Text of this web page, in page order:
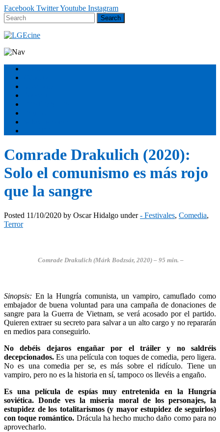
Facebook TwitterYoutube Instagram
Comrade Drakulich (2020):
Solo el comunismo es más rojo
que la sangre
Posted 11/10/2020 by Oscar Hidalgo under- Festivales, Comedia,
Terror
Comrade Drakulich (Márk Bodzsár, 2020) – 95 min. –
Sinopsis: En la Hungría comunista, un vampiro, camuflado como
embajador de buena voluntad para una campaña de donaciones de
sangre para la Guerra de Vietnam, se verá acosado por el partido.
Quieren extraer su secreto para salvar a un alto cargo y no repararán
en medios para conseguirlo.
No debéis dejaros engañar por el tráiler y no saldréis
decepcionados. Es una película con toques de comedia, pero ligera.
No es una comedia per se, es más sobre el ridículo. Tiene un
vampiro, pero no es la historia en sí, tampoco os llevéis a engaño.
Es una película de espíasmuy entretenida en la Hungría
soviética. Donde ves la miseria moral de los personajes, la
estupidez de los totalitarismos (y mayor estupidez de seguirlos)
con toque romántico. Drácula ha hecho mucho daño como para no
aprovecharlo.